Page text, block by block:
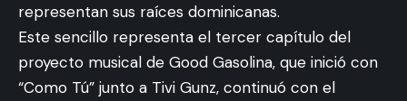
representan sus raíces dominicanas.
Este sencillo representa el tercer capítulo del
proyecto musical de Good Gasolina, que inició con
“Como Tú” junto a Tivi Gunz, continuó con el